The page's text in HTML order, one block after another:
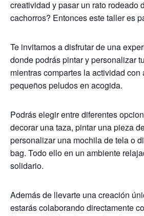
creatividad y pasar un rato rodeado
cachorros? Entonces este taller es
Te invitamos a disfrutar de una
donde podrás pintar y personalizar
mientras compartes la actividad
pequeños peludos en acogida.
Podrás elegir entre diferentes
decorar una taza, pintar una pieza
personalizar una mochila de tela o
bag. Todo ello en un ambiente
solidario.
Además de llevarte una creación
estarás colaborando directamente